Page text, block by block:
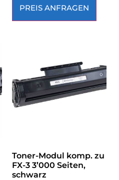
PREIS ANFRAGEN
Toner-Modul komp. zu
FX-3 3’000 Seiten,
schwarz